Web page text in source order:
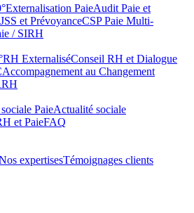
Externalisation PaieAudit Paie et
et PrévoyanceCSP Paie Multi-
/ SIRH
RH ExternaliséConseil RH et Dialogue
Accompagnement au Changement
PaieActualité sociale
et PaieFAQ
expertisesTémoignages clients